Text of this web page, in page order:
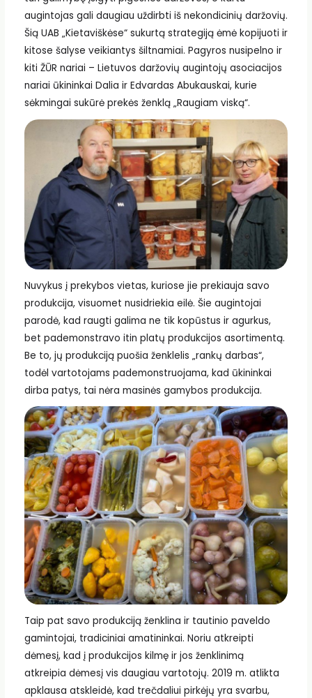
augintojas gali daugiau uždirbti iš nekondicinių daržovių.
Šią UAB „Kietaviškėse“ sukurtą strategiją ėmė kopijuoti ir
kitose šalyse veikiantys šiltnamiai. Pagyros nusipelno ir
kiti ŽŪR nariai – Lietuvos daržovių augintojų asociacijos
nariai ūkininkai Dalia ir Edvardas Abukauskai, kurie
sėkmingai sukūrė prekės ženklą „Raugiam viską“.
Nuvykus į prekybos vietas, kuriose jie prekiauja savo
produkcija, visuomet nusidriekia eilė. Šie augintojai
parodė, kad raugti galima ne tik kopūstus ir agurkus,
bet pademonstravo itin platų produkcijos asortimentą.
Be to, jų produkciją puošia ženklelis „rankų darbas“,
todėl vartotojams pademonstruojama, kad ūkininkai
dirba patys, tai nėra masinės gamybos produkcija.
Taip pat savo produkciją ženklina ir tautinio paveldo
gamintojai, tradiciniai amatininkai. Noriu atkreipti
dėmesį, kad į produkcijos kilmę ir jos ženklinimą
atkreipia dėmesį vis daugiau vartotojų. 2019 m. atlikta
apklausa atskleidė, kad trečdaliui pirkėjų yra svarbu,